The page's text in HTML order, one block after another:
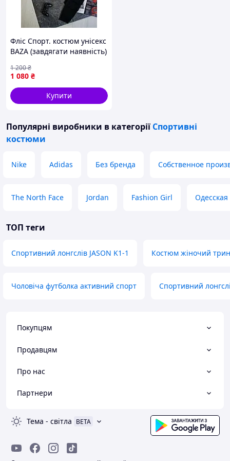
Фліс Спорт. костюм унісекс
BAZA (завдягати наявність)
1 080 ₴
1 200₴
Купити
Популярні виробники в категорії Спортивні
костюми
Nike Adidas Без бренда Собственное
The North Face Jordan Fashion Girl
ТОП теги
Спортивний лонгслів JASON K1-1 Костюм жіночий
Чоловіча футболка активний спорт Спортивний
Покупцям
Продавцям
Про нас
Партнери
Тема - світла BETA